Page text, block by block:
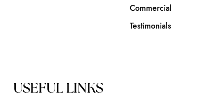
Commercial
Testimonials
USEFUL LINKS